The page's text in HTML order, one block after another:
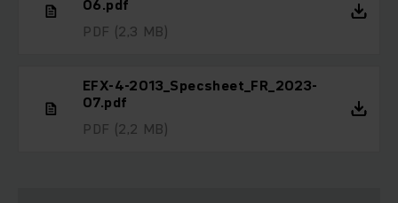
06.pdf
PDF (2,3 MB)
EFX-4-2013_Specsheet_FR_2023-
07.pdf
PDF (2,2 MB)